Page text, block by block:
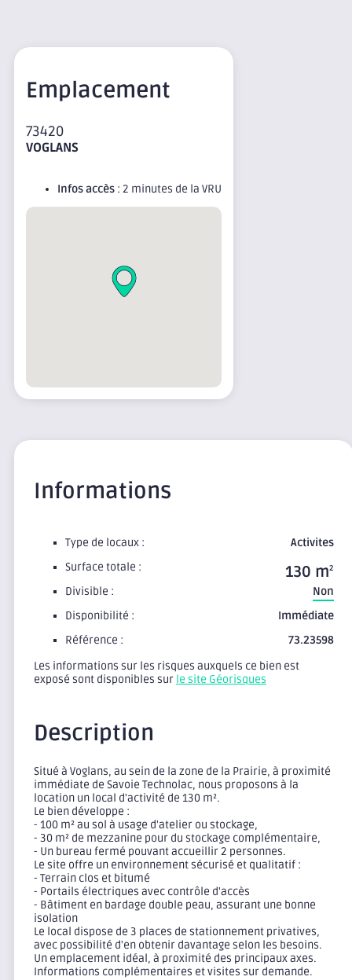
Emplacement
73420
VOGLANS
Infos accès : 2 minutes de la VRU
Informations
Type de locaux :
Activites
Surface totale :
130 m2
Divisible :
Non
Disponibilité :
Immédiate
Référence :
73.23598
Les informations sur les risques auxquels ce bien est
exposé sont disponibles sur le site Géorisques
Description
Situé à Voglans, au sein de la zone de la Prairie, à proximité
immédiate de Savoie Technolac, nous proposons à la
location un local d'activité de 130 m².
Le bien développe :
- 100 m² au sol à usage d'atelier ou stockage,
- 30 m² de mezzanine pour du stockage complémentaire,
- Un bureau fermé pouvant accueillir 2 personnes.
Le site offre un environnement sécurisé et qualitatif :
- Terrain clos et bitumé
- Portails électriques avec contrôle d'accès
- Bâtiment en bardage double peau, assurant une bonne
isolation
Le local dispose de 3 places de stationnement privatives,
avec possibilité d'en obtenir davantage selon les besoins.
Un emplacement idéal, à proximité des principaux axes.
Informations complémentaires et visites sur demande.